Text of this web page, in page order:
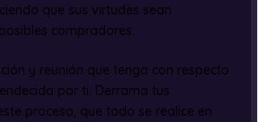
que sus virtudes sean
compradores.
y reunión que tenga con respecto
por ti. Derrama tus
proceso, que todo se realice en